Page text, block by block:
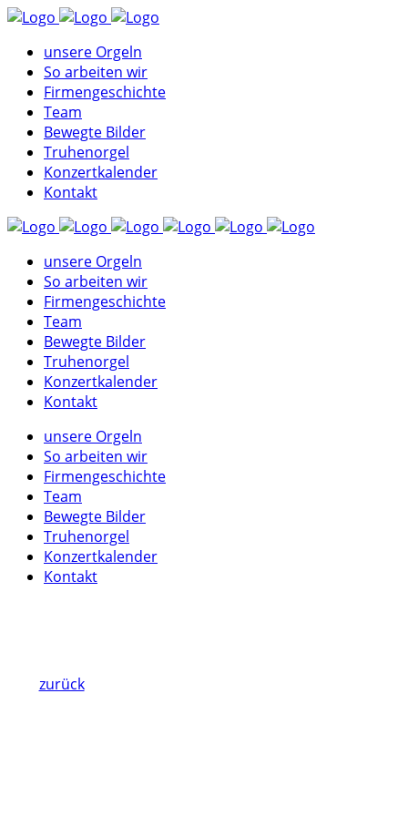
unsere Orgeln
So arbeiten wir
Firmengeschichte
Team
Bewegte Bilder
Truhenorgel
Konzertkalender
Kontakt
unsere Orgeln
So arbeiten wir
Firmengeschichte
Team
Bewegte Bilder
Truhenorgel
Konzertkalender
Kontakt
unsere Orgeln
So arbeiten wir
Firmengeschichte
Team
Bewegte Bilder
Truhenorgel
Konzertkalender
Kontakt
zurück